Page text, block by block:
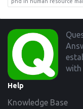
Footer
with
Help
Knowledge Base